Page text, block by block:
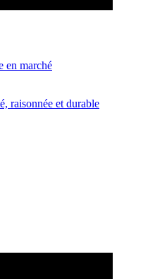
en marché
raisonnée et durable